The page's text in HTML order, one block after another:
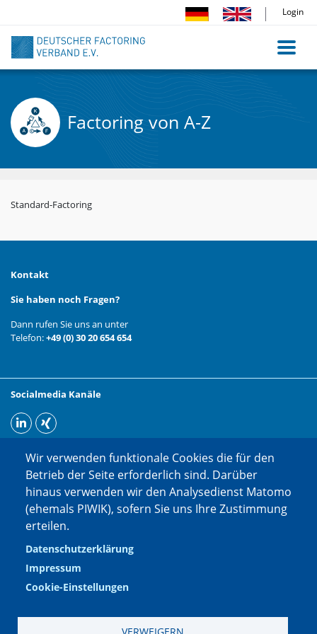
Inhalt
Login
Factoring von A-Z
Standard-Factoring
Kontakt
Sie haben noch Fragen?
Dann rufen Sie uns an unter
Telefon:+49 (0) 30 20 654 654
Socialmedia Kanäle
Wir verwenden funktionale Cookies die für den
Betrieb der Seite erforderlich sind. Darüber
hinaus verwenden wir den Analysedienst Matomo
(ehemals PIWIK), sofern Sie uns Ihre Zustimmung
erteilen.
Datenschutzerklärung
Impressum
Cookie-Einstellungen
VERWEIGERN